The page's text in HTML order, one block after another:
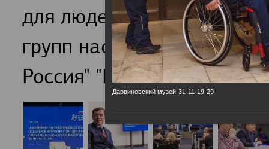
для людей с
групп населения
Россия" "Единая страна-
Дарвиновский музей-31-11-19-29